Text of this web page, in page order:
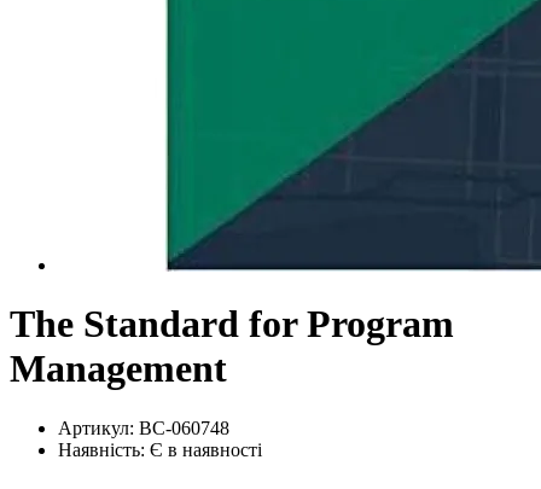
The Standard for Program
Management
Артикул: BC-060748
Наявність: Є в наявності